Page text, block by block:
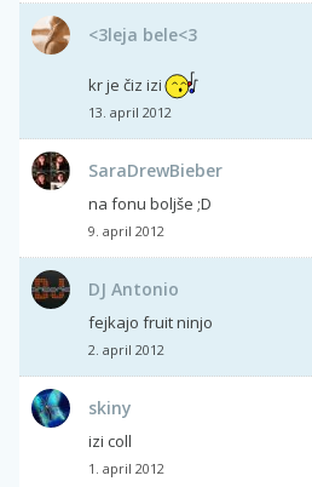
<3leja bele<3
kr je čiz izi
13. april 2012
SaraDrewBieber
na fonu boljše ;D
9. april 2012
DJ Antonio
fejkajo fruit ninjo
2. april 2012
skiny
izi coll
1. april 2012